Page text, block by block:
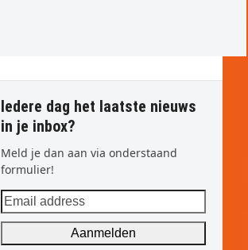
Iedere dag het laatste nieuws
in je inbox?
Meld je dan aan via onderstaand
formulier!
Email
address
Aanmelden